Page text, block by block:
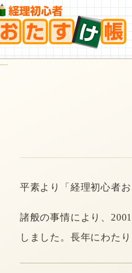
平素より「経理初心者
諸般の事情により、
しました。長年にわた